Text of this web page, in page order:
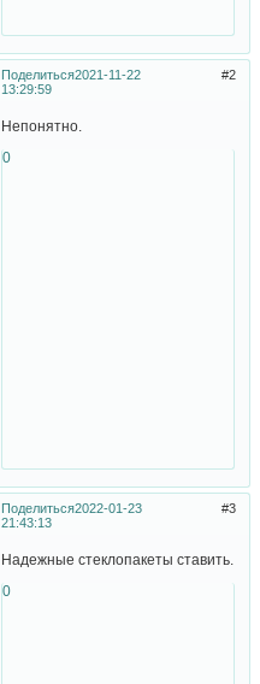
Поделиться 2
2021-11-22
13:29:59
Непонятно.
0
Поделиться 3
2022-01-23
21:43:13
Надежные стеклопакеты ставить.
0